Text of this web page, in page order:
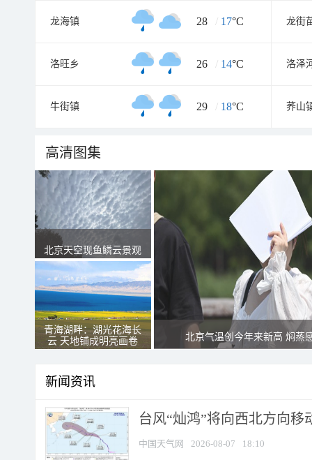
龙海镇 28 / 17°C 龙街
洛旺乡 26 / 14°C 洛泽
牛街镇 29 / 18°C 荞山
高清图集
北京天空现鱼鳞云景观
青海湖畔：湖光花海长
云 天地铺成明亮画卷
北京气温创今年来新高 焖蒸
新闻资讯
台风“灿鸿”将向西北方向移
中国天气网 2026-08-07 18:10